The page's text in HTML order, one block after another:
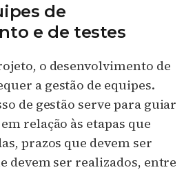
de
e de testes
o desenvolvimento de
a gestão de equipes.
de gestão serve para guiar
relação às etapas que
prazos que devem ser
devem ser realizados, entre